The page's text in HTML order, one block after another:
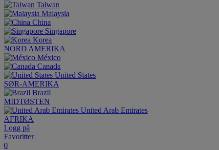
Taiwan
Malaysia
China
Singapore
Korea
NORD AMERIKA
México
Canada
United States
SØR-AMERIKA
Brazil
MIDTØSTEN
United Arab Emirates
AFRIKA
Logg på
Favoritter
0